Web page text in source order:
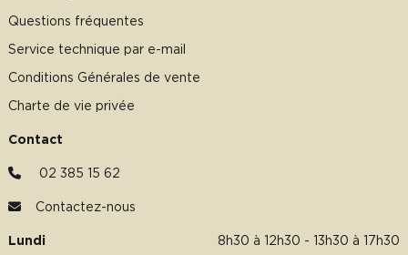
Questions fréquentes
Service technique par e-mail
Conditions Générales de vente
Charte de vie privée
Contact
02 385 15 62
Contactez-nous
Lundi 8h30 à 12h30 - 13h30 à 17h30